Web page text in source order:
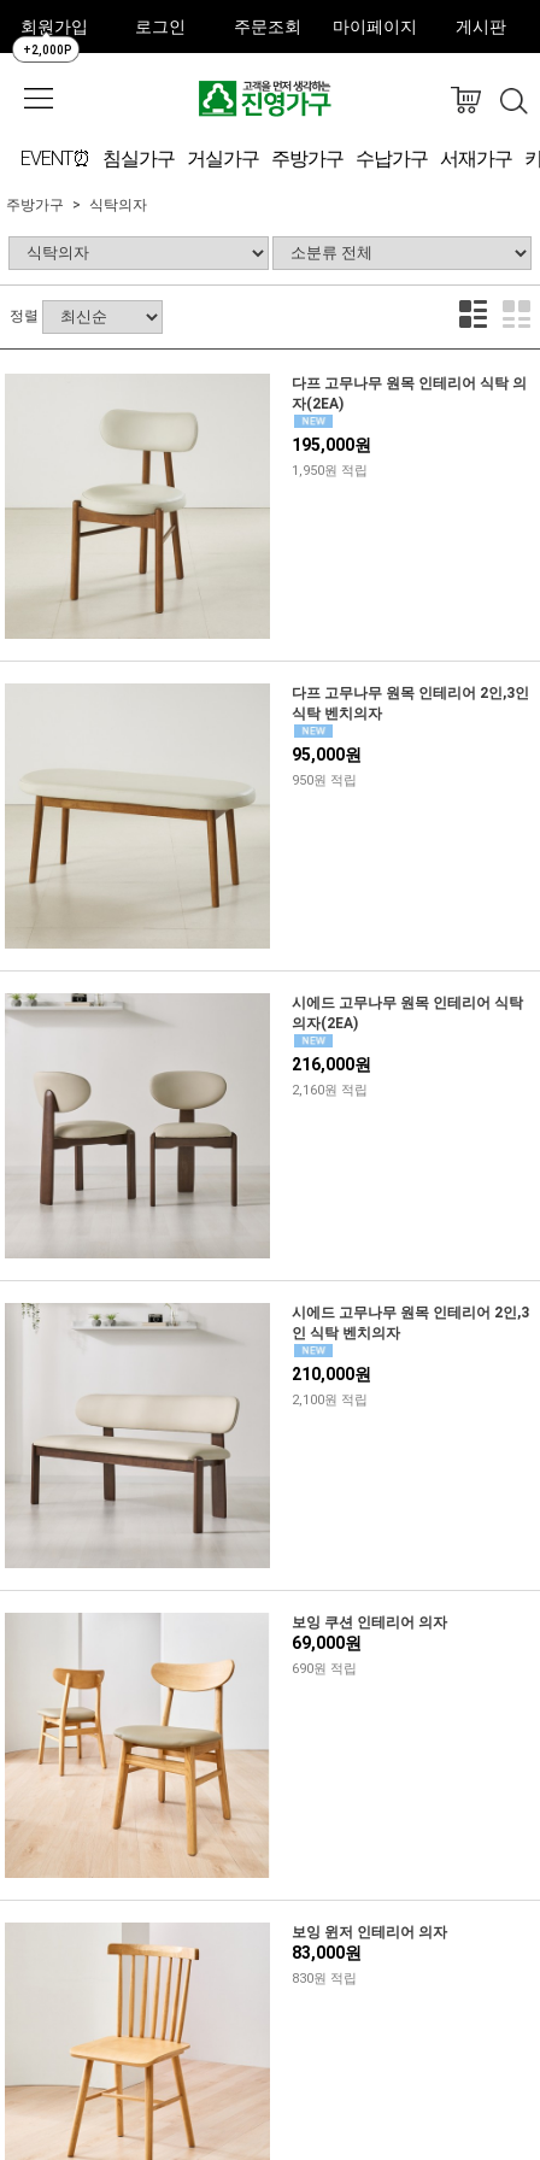
회원가입
+2,000P
로그인 주문조회 마이페이지 게시판
EVENT⏰ 침실가구 거실가구 주방가구 수납가구 서재가구
주방가구 식탁의자
정렬
다프 고무나무 원목 인테리어 식탁 의
자(2EA)
195,000원
1,950원 적립
다프 고무나무 원목 인테리어 2인,3인
식탁 벤치의자
95,000원
950원 적립
시에드 고무나무 원목 인테리어 식탁
의자(2EA)
216,000원
2,160원 적립
시에드 고무나무 원목 인테리어 2인,3
인 식탁 벤치의자
210,000원
2,100원 적립
보잉 쿠션 인테리어 의자
69,000원
690원 적립
보잉 윈저 인테리어 의자
83,000원
830원 적립